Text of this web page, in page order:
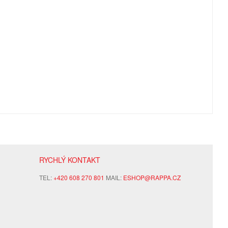
RYCHLÝ KONTAKT
TEL:+420 608 270 801 MAIL: ESHOP@RAPPA.CZ